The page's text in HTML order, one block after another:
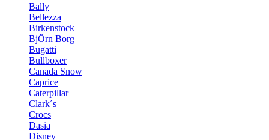
Bally
Bellezza
Birkenstock
BjÖrn Borg
Bugatti
Bullboxer
Canada Snow
Caprice
Caterpillar
Clark´s
Crocs
Dasia
Disney